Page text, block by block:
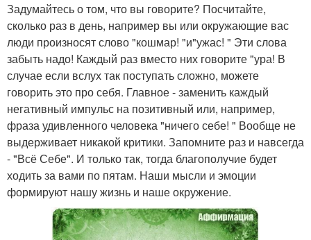
Задумайтесь о том, что вы говорите? Посчитайте,
сколько раз в день, например вы или окружающие вас
люди произносят слово "кошмар! "и"ужас! " Эти слова
забыть надо! Каждый раз вместо них говорите "ура! В
случае если вслух так поступать сложно, можете
говорить это про себя. Главное - заменить каждый
негативный импульс на позитивный или, например,
фраза удивленного человека "ничего себе! " Вообще не
выдерживает никакой критики. Запомните раз и навсегда
- "Всё Себе". И только так, тогда благополучие будет
ходить за вами по пятам. Наши мысли и эмоции
формируют нашу жизнь и наше окружение.